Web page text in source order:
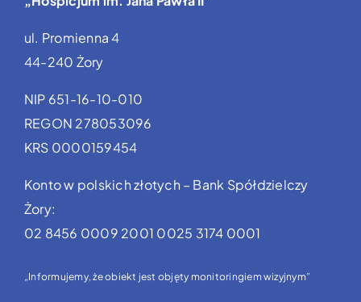
ul. Promienna 4
44-240 Żory
NIP 651-16-10-010
REGON 278053096
KRS 0000159454
Konto w polskich złotych – Bank Spółdzielczy
Żory:
02 8456 0009 2001 0025 3174 0001
„Informujemy, że obiekt jest objęty monitoringiem wizyjnym”